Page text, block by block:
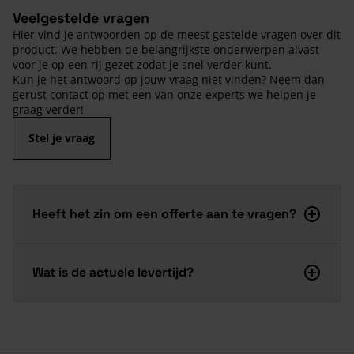
Veelgestelde vragen
Hier vind je antwoorden op de meest gestelde vragen over dit
product. We hebben de belangrijkste onderwerpen alvast
voor je op een rij gezet zodat je snel verder kunt.
Kun je het antwoord op jouw vraag niet vinden? Neem dan
gerust contact op met een van onze experts we helpen je
graag verder!
Stel je vraag
Heeft het zin om een offerte aan te vragen?
Wat is de actuele levertijd?